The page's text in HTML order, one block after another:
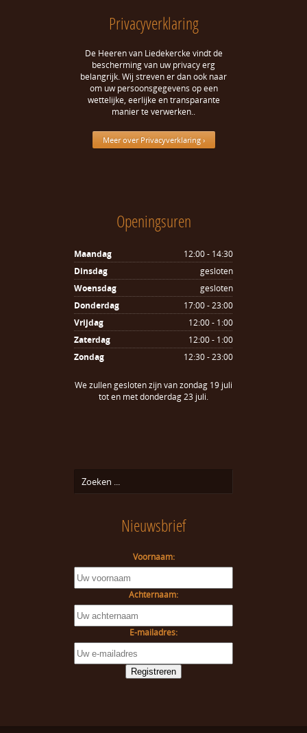
Privacyverklaring
De Heeren van Liedekercke vindt de
bescherming van uw privacy erg
belangrijk. Wij streven er dan ook naar
om uw persoonsgegevens op een
wettelijke, eerlijke en transparante
manier te verwerken..
Meer over Privacyverklaring ›
Openingsuren
Maandag
12:00 - 14:30
Dinsdag
gesloten
Woensdag
gesloten
Donderdag
17:00 - 23:00
Vrijdag
12:00 - 1:00
Zaterdag
12:00 - 1:00
Zondag
12:30 - 23:00
We zullen gesloten zijn van zondag 19 juli
tot en met donderdag 23 juli.
Nieuwsbrief
Voornaam:
Achternaam:
E-mailadres: